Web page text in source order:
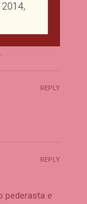
e
di
la lettura
REPLY
pederasta e
REPLY